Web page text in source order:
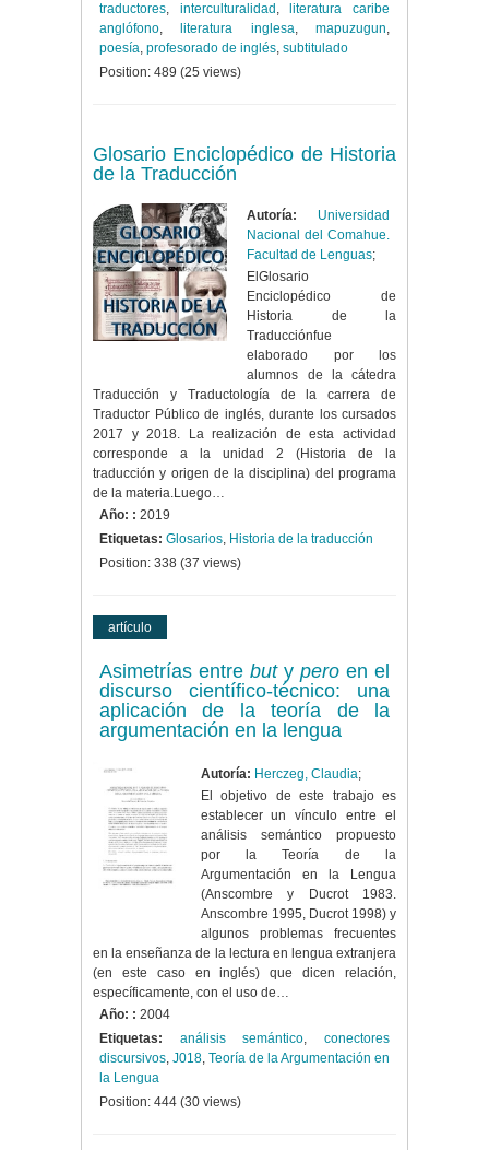
traductores, interculturalidad ,
literatura caribe
anglófono, literatura inglesa,mapuzugun,
poesía, profesorado de inglés, subtitulado
Position: 489 (25 views)
Glosario Enciclopédico de Historia
de la Traducción
Autoría:
Universidad
Nacional del Comahue.
Facultad de Lenguas;
ElGlosario
Enciclopédico de
Historia de la
Traducciónfue
elaborado por los
alumnos de la cátedra
Traducción y Traductología de la carrera de
Traductor Público de inglés, durante los cursados
2017 y 2018. La realización de esta actividad
corresponde a la unidad 2 (Historia de la
traducción y origen de la disciplina) del programa
de la materia.Luego…
Año: : 2019
Etiquetas: Glosarios, Historia de la traducción
Position: 338 (37 views)
artículo
Asimetrías entre buty pero en el
discurso científico-técnico: una
aplicación de la teoría de la
argumentación en la lengua
Autoría: Herczeg, Claudia;
El objetivo de este trabajo es
establecer un vínculo entre el
análisis semántico propuesto
por la Teoría de la
Argumentación en la Lengua
(Anscombre y Ducrot 1983.
Anscombre 1995, Ducrot 1998) y
algunos problemas frecuentes
en la enseñanza de la lectura en lengua extranjera
(en este caso en inglés) que dicen relación,
específicamente, con el uso de…
Año: : 2004
Etiquetas:
análisis semántico,conectores
discursivos, J018, Teoría de la Argumentación en
la Lengua
Position: 444 (30 views)